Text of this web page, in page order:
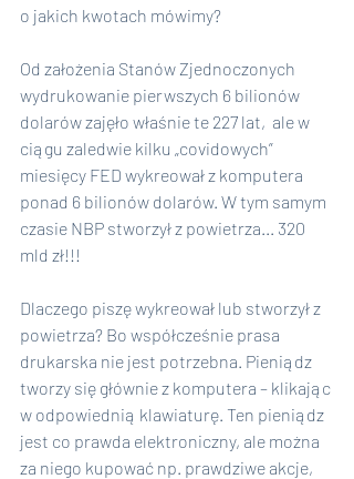
o jakich kwotach mówimy?
Od założenia Stanów Zjednoczonych
wydrukowanie pierwszych 6 bilionów
dolarów zajęło właśnie te 227 lat,  ale w
ciągu zaledwie kilku „covidowych”
miesięcy FED wykreował z komputera
ponad 6 bilionów dolarów. W tym samym
czasie NBP stworzył z powietrza... 320
mld zł!!!
Dlaczego piszę wykreował lub stworzył z
powietrza? Bo współcześnie prasa
drukarska nie jest potrzebna. Pieniądz
tworzy się głównie z komputera – klikając
w odpowiednią klawiaturę. Ten pieniądz
jest co prawda elektroniczny, ale można
za niego kupować np. prawdziwe akcje,